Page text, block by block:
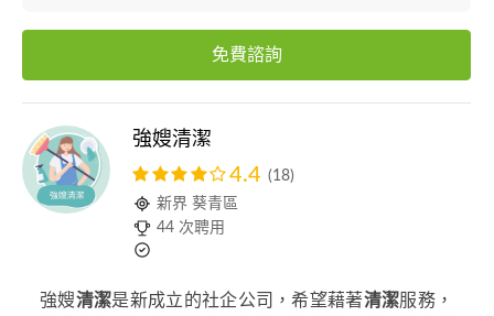
免費諮詢
強嫂清潔
4.4 (18)
新界 葵青區
44 次聘用
強嫂清潔是新成立的社企公司，希望藉著清潔服務，